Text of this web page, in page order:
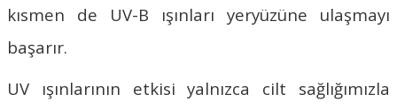
kısmen de UV-B ışınları yeryüzüne ulaşmayı
başarır.
UV ışınlarının etkisi yalnızca cilt sağlığımızla